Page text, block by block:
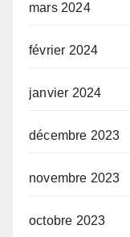
mars 2024
février 2024
janvier 2024
décembre 2023
novembre 2023
octobre 2023